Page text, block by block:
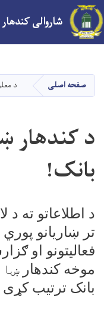
شاروالی کندهار
صفحه اصلی د
د کندهار
بانک!
د اطلاعاتو ته
تر ښاریانو پوري
فعالیتونو او
موخه کندهار
بانک ترتیب